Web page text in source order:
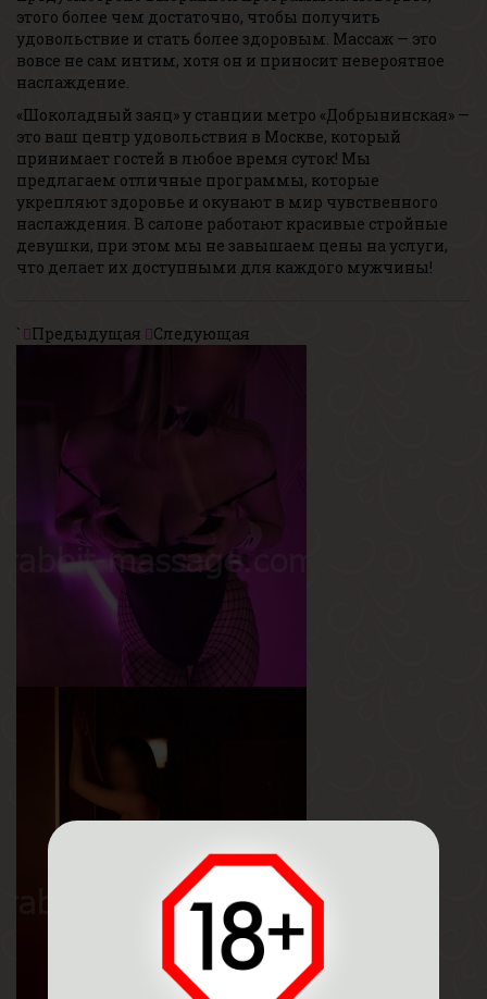
этого более чем достаточно, чтобы получить
удовольствие и стать более здоровым. Массаж — это
вовсе не сам интим, хотя он и приносит невероятное
наслаждение.
«Шоколадный заяц» у станции метро «Добрынинская» —
это ваш центр удовольствия в Москве, который
принимает гостей в любое время суток! Мы
предлагаем отличные программы, которые
укрепляют здоровье и окунают в мир чувственного
наслаждения. В салоне работают красивые стройные
девушки, при этом мы не завышаем цены на услуги,
что делает их доступными для каждого мужчины!
` Предыдущая Следующая
Рост